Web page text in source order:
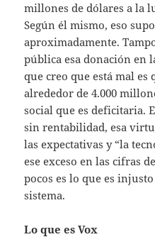
millones de dólares a la
Según él mismo, eso
aproximadamente.
pública esa donación en
que creo que está mal es
alrededor de 4.000
social que es deficitaria.
sin rentabilidad, esa
las expectativas y “la
ese exceso en las cifras
pocos es lo que es
sistema.
Lo que es Vox